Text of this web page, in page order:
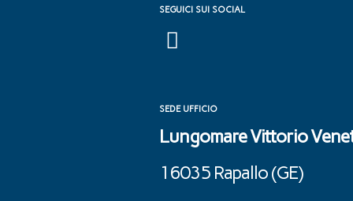
SEGUICI SUI SOCIAL
SEDE UFFICIO
Lungomare Vittorio
16035 Rapallo (GE) ‎